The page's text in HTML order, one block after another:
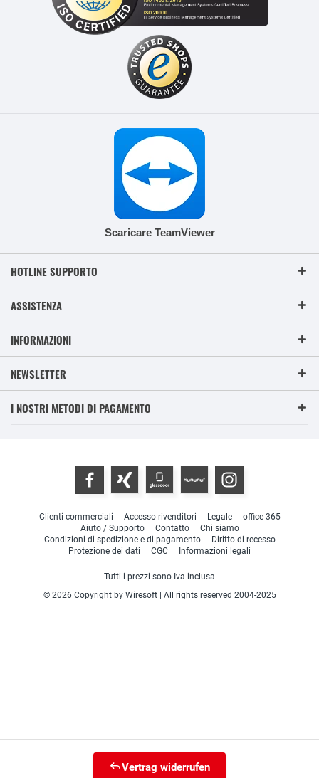
Scaricare TeamViewer
HOTLINE SUPPORTO
ASSISTENZA
INFORMAZIONI
NEWSLETTER
I NOSTRI METODI DI PAGAMENTO
Clienti commerciali Accesso rivenditori Legale
office-365
Aiuto / Supporto
Contatto
Chi siamo
Condizioni di spedizione e di pagamento
Diritto di recesso
Protezione dei dati
CGC Informazioni legali
Tutti i prezzi sono Iva inclusa
© 2026 Copyright by Wiresoft | All rights reserved 2004-2025
Vertrag widerrufen